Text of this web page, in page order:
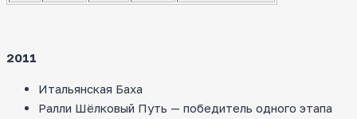
2011
Итальянская Баха
Ралли Шёлковый Путь — победитель одного этапа